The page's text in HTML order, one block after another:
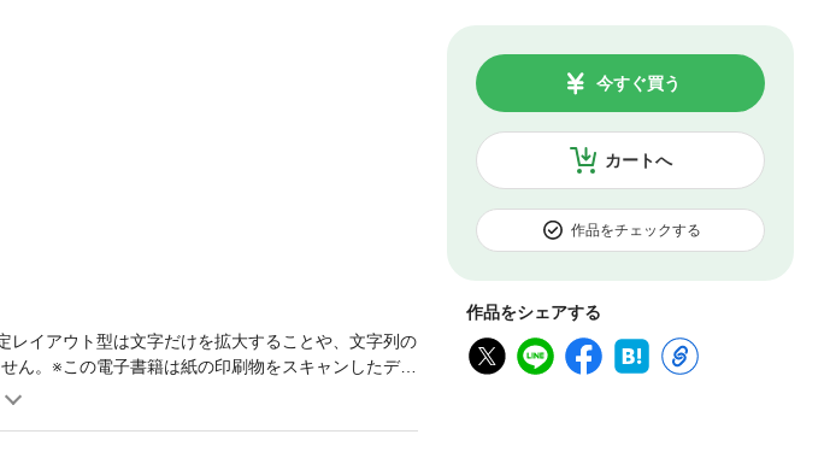
カートへ
今すぐ買う
作品をチェックする
作品をシェアする
イアウト型は文字だけを拡大することや、文字列の
ん。※この電子書籍は紙の印刷物をスキャンしたデー
年発売)を元に制作されております。発行年度に